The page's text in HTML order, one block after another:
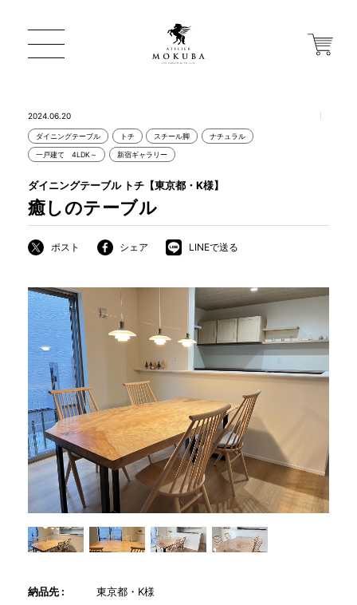
ONLINE STORE
店舗から探す
MOKUBA について
商品情報
直営店
イベント
WEBカタログ
全商品一覧
2024.06.20
ダイニングテーブル トチ スチール脚 ナチュラル
一戸建て 4LDK～ 新宿ギャラリー
癒しのテーブル
ダイニングテーブル トチ【東京都・K様】
ポスト シェア LINEで送る
納品先 : 東京都・K様